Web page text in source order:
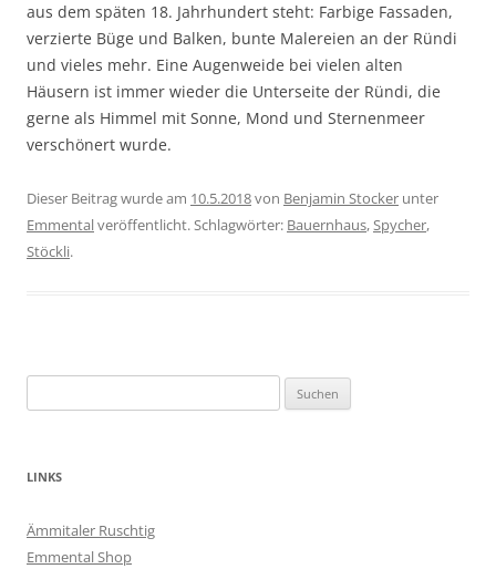
aus dem späten 18. Jahrhundert steht: Farbige Fassaden,
verzierte Büge und Balken, bunte Malereien an der Ründi
und vieles mehr. Eine Augenweide bei vielen alten
Häusern ist immer wieder die Unterseite der Ründi, die
gerne als Himmel mit Sonne, Mond und Sternenmeer
verschönert wurde.
Dieser Beitrag wurde am 10.5.2018von Benjamin Stocker unter
Emmentalveröffentlicht. Schlagwörter: Bauernhaus,Spycher,
Stöckli.
nach:
LINKS
Ämmitaler Ruschtig
Emmental Shop